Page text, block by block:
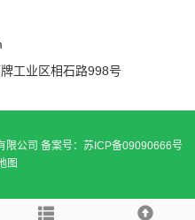
工业区相石路998号
限公司 备案号：苏ICP备09090666号
图